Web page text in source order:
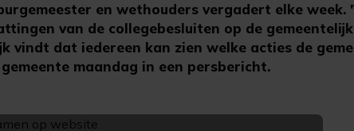
en wethouders vergadert elke week.
van de collegebesluiten op de
vindt dat iedereen kan zien welke acties de
maandag in een persbericht.